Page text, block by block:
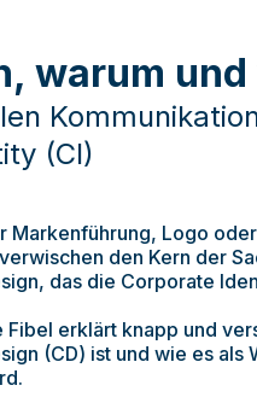
warum und
(CI)
Markenführung, Logo
den Kern der
das die Corporate
Fibel erklärt knapp und
(CD) ist und wie es